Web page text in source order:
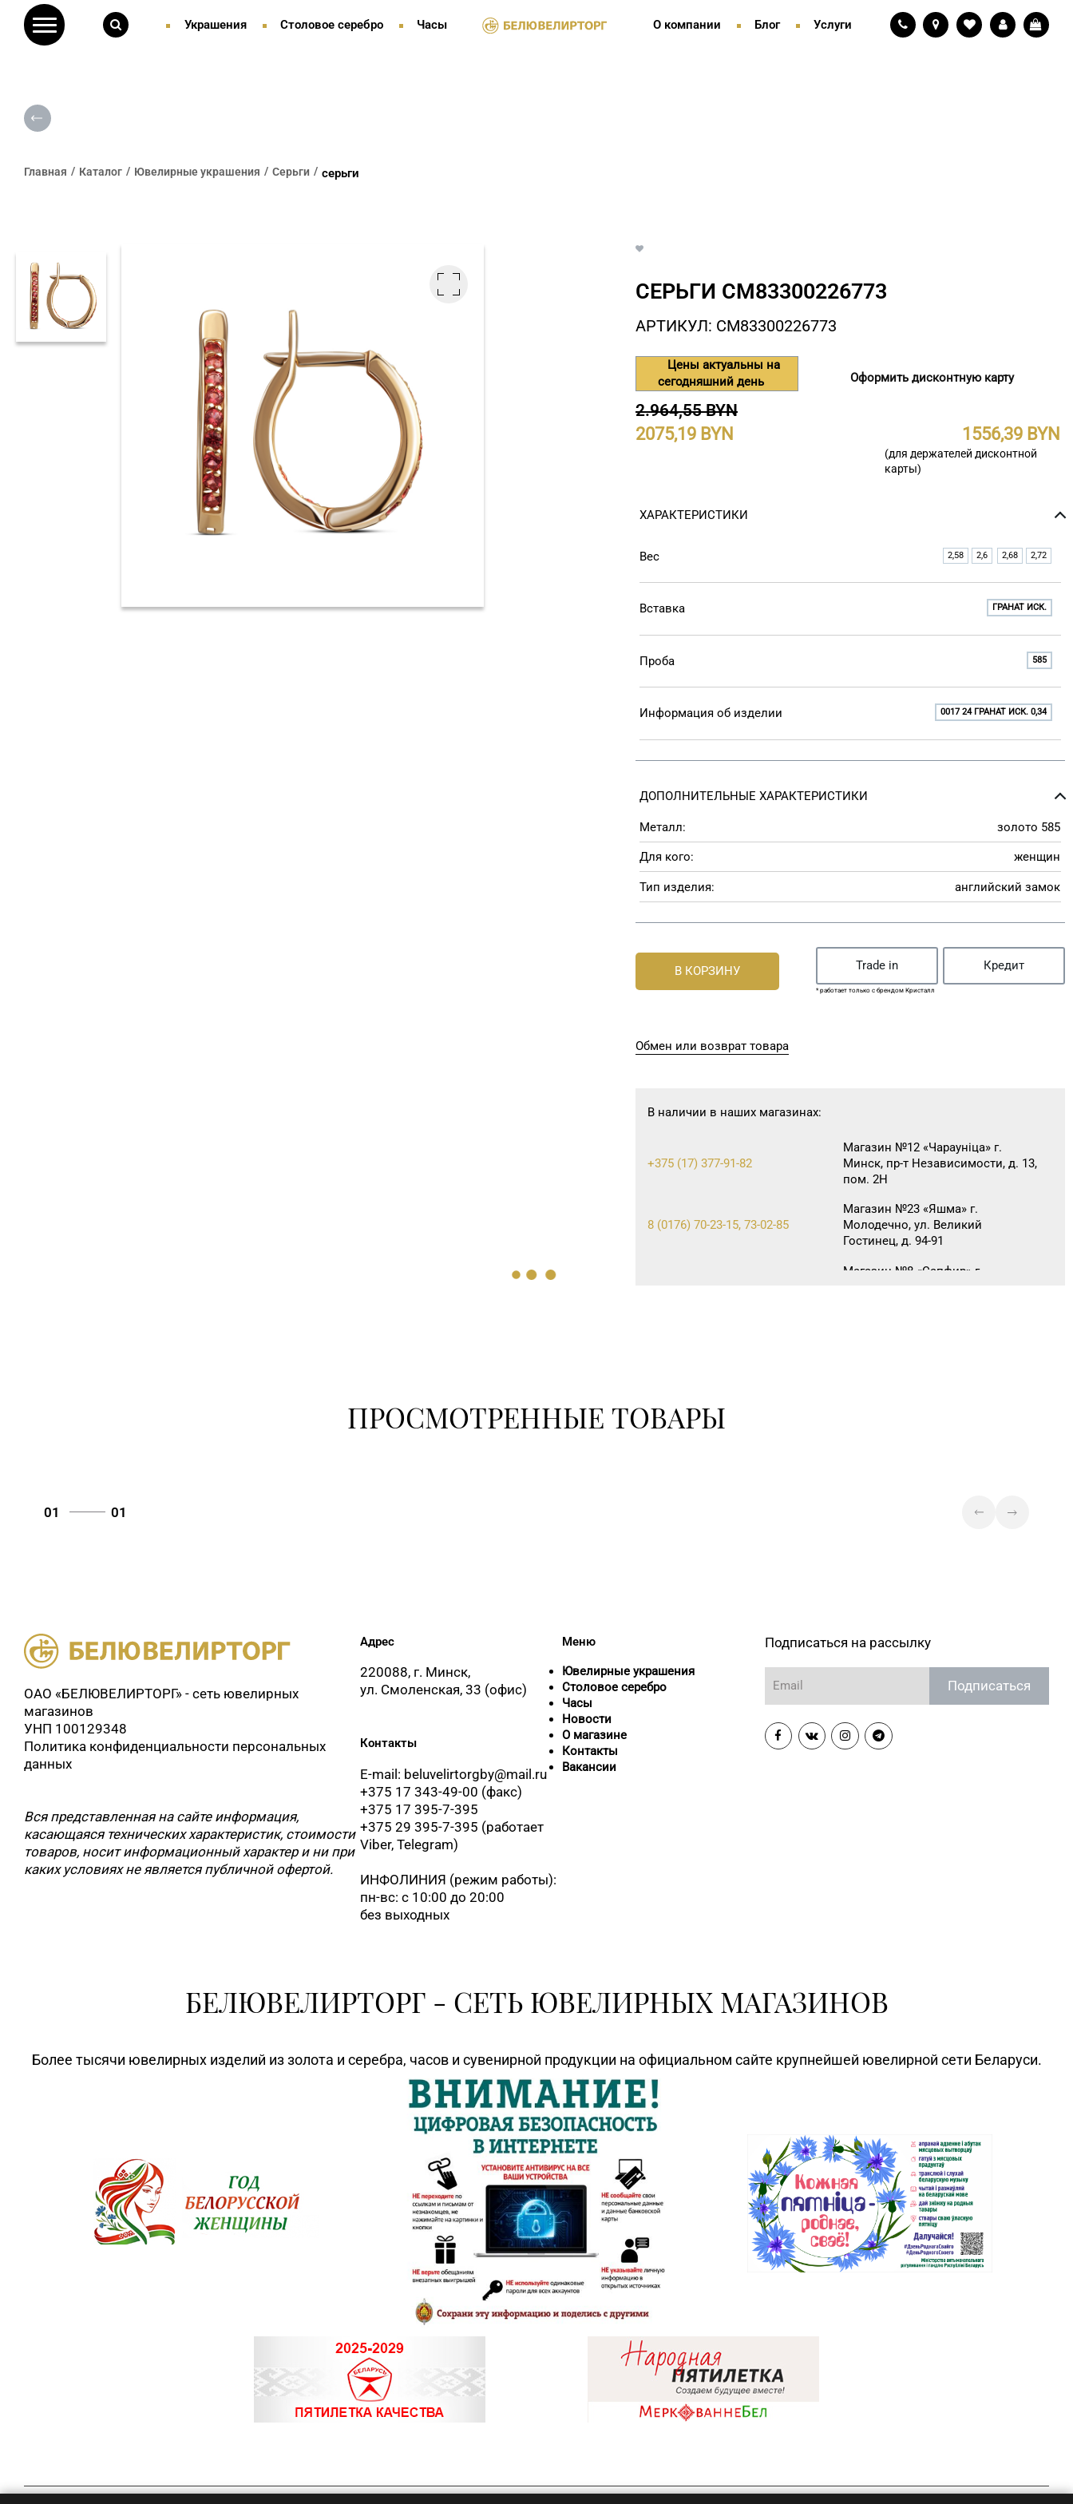
Украшения Столовое серебро Часы О компании Блог Услуги
Главная Каталог Ювелирные украшения Серьги серьги
СЕРЬГИ СM83300226773
АРТИКУЛ: СM83300226773
Цены актуальны на
сегодняшний день
Оформить дисконтную карту
2.964,55 BYN
2075,19 1556,39
(для держателей дисконтной
карты)
ХАРАКТЕРИСТИКИ
Вес 2,58 2,6 2,68 2,72
Вставка ГРАНАТ ИСК.
Проба 585
Информация об изделии 0017 24 ГРАНАТ ИСК. 0,34
ДОПОЛНИТЕЛЬНЫЕ ХАРАКТЕРИСТИКИ
Металл: золото 585
Для кого: женщин
Тип изделия: английский замок
В КОРЗИНУ Trade in Кредит
* работает только с брендом Кристалл
Обмен или возврат товара
В наличии в наших магазинах:
+375 (17) 377-91-82
Магазин №12 «Чараунiца» г.
Минск, пр-т Независимости, д. 13,
пом. 2Н
8 (0176) 70-23-15, 73-02-85
Магазин №23 «Яшма» г.
Молодечно, ул. Великий
Гостинец, д. 94-91
Магазин №8 «Сапфир» г.
ПРОСМОТРЕННЫЕ ТОВАРЫ
01 01
ОАО «БЕЛЮВЕЛИРТОРГ» - сеть ювелирных
магазинов
УНП 100129348
Политика конфиденциальности персональных
данных
Вся представленная на сайте информация,
касающаяся технических характеристик, стоимости
товаров, носит информационный характер и ни при
каких условиях не является публичной офертой.
Адрес
220088, г. Минск,
ул. Смоленская, 33 (офис)
Контакты
E-mail: beluvelirtorgby@mail.ru
+375 17 343-49-00 (факс)
+375 17 395-7-395
+375 29 395-7-395 (работает
Viber, Telegram)
ИНФОЛИНИЯ (режим работы):
пн-вс: с 10:00 до 20:00
без выходных
Меню
Ювелирные украшения
Столовое серебро
Часы
Новости
О магазине
Контакты
Вакансии
Подписаться на рассылку
Подписаться
БЕЛЮВЕЛИРТОРГ - СЕТЬ ЮВЕЛИРНЫХ МАГАЗИНОВ
Более тысячи ювелирных изделий из золота и серебра, часов и сувенирной продукции на официальном сайте крупнейшей ювелирной сети Беларуси.